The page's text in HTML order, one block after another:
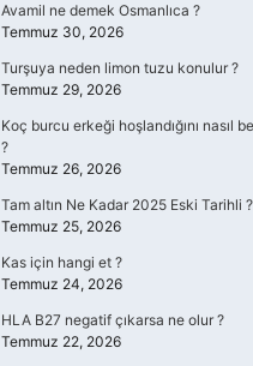
Avamil ne demek Osmanlıca ?
Temmuz 30, 2026
Turşuya neden limon tuzu konulur ?
Temmuz 29, 2026
Koç burcu erkeği hoşlandığını nasıl
?
Temmuz 26, 2026
Tam altın Ne Kadar 2025 Eski Tarihli ?
Temmuz 25, 2026
Kas için hangi et ?
Temmuz 24, 2026
HLA B27 negatif çıkarsa ne olur ?
Temmuz 22, 2026